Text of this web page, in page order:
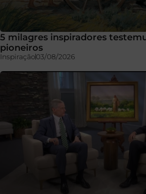
5 milagres inspiradores
pioneiros
Inspiração03/08/2026